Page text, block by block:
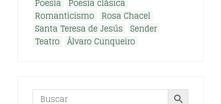
Poesía
Poesía clásica
Romanticismo
Rosa Chacel
Santa Teresa de Jesús Sender
Teatro Álvaro Cunqueiro